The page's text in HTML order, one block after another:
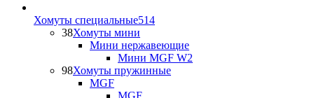
Хомуты специальные514
38Хомуты мини
Мини нержавеющие
Мини MGF W2
98Хомуты пружинные
MGF